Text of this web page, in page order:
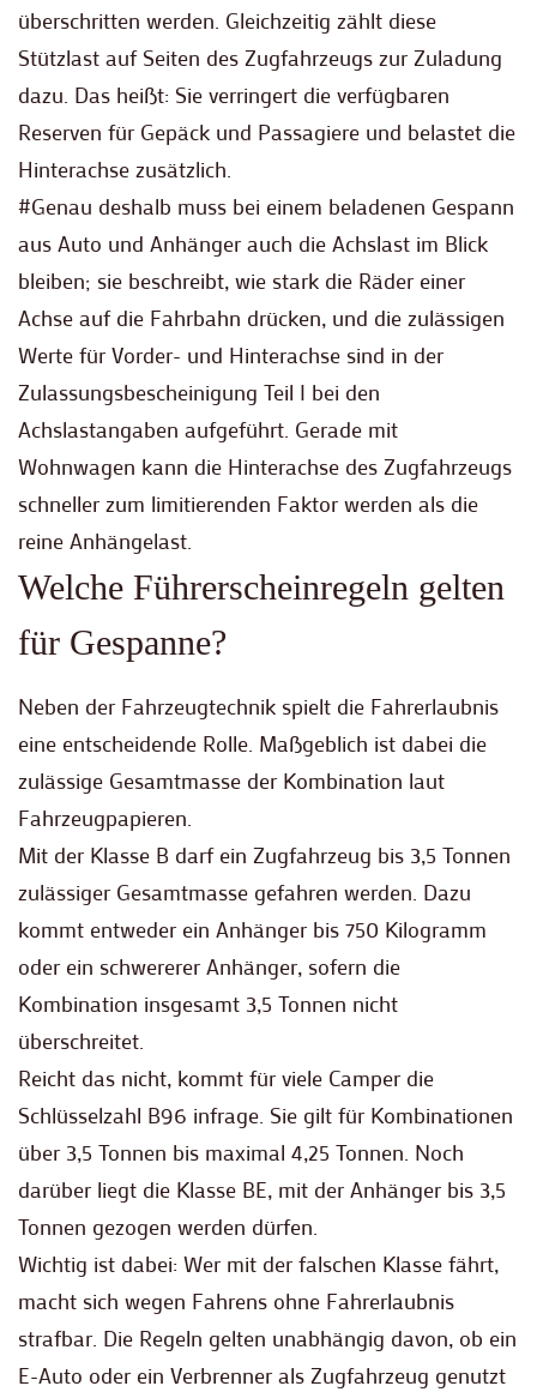
überschritten werden. Gleichzeitig zählt diese
Stützlast auf Seiten des Zugfahrzeugs zur Zuladung
dazu. Das heißt: Sie verringert die verfügbaren
Reserven für Gepäck und Passagiere und belastet die
Hinterachse zusätzlich.
#Genau deshalb muss bei einem beladenen Gespann
aus Auto und Anhänger auch die Achslast im Blick
bleiben; sie beschreibt, wie stark die Räder einer
Achse auf die Fahrbahn drücken, und die zulässigen
Werte für Vorder- und Hinterachse sind in der
Zulassungsbescheinigung Teil I bei den
Achslastangaben aufgeführt. Gerade mit
Wohnwagen kann die Hinterachse des Zugfahrzeugs
schneller zum limitierenden Faktor werden als die
reine Anhängelast.
Welche Führerscheinregeln gelten
für Gespanne?
Neben der Fahrzeugtechnik spielt die Fahrerlaubnis
eine entscheidende Rolle. Maßgeblich ist dabei die
zulässige Gesamtmasse der Kombination laut
Fahrzeugpapieren.
Mit der Klasse B darf ein Zugfahrzeug bis 3,5 Tonnen
zulässiger Gesamtmasse gefahren werden. Dazu
kommt entweder ein Anhänger bis 750 Kilogramm
oder ein schwererer Anhänger, sofern die
Kombination insgesamt 3,5 Tonnen nicht
überschreitet.
Reicht das nicht, kommt für viele Camper die
Schlüsselzahl B96 infrage. Sie gilt für Kombinationen
über 3,5 Tonnen bis maximal 4,25 Tonnen. Noch
darüber liegt die Klasse BE, mit der Anhänger bis 3,5
Tonnen gezogen werden dürfen.
Wichtig ist dabei: Wer mit der falschen Klasse fährt,
macht sich wegen Fahrens ohne Fahrerlaubnis
strafbar. Die Regeln gelten unabhängig davon, ob ein
E-Auto oder ein Verbrenner als Zugfahrzeug genutzt